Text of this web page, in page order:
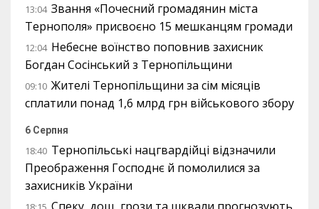
13:04 Звання «Почесний громадянин міста
Тернополя» присвоєно 15 мешканцям громади
12:04 Небесне воїнство поповнив захисник
Богдан Сосінський з Тернопільщини
09:10 Жителі Тернопільщини за сім місяців
сплатили понад 1,6 млрд грн військового збору
6 Серпня
18:40 Тернопільські нацгвардійці відзначили
Преображення Господнє й помолилися за
захисників України